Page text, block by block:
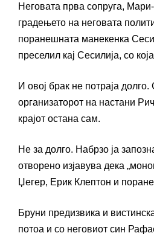
Неговата прва сопруга,
градењето на неговата
поранешната манекенка
преселил кај Сесилија, со
И овој брак не потраја
организаторот на настани
крајот остана сам.
Не за долго. Набрзо ја
отворено изјавува дека
Џегер, Ерик Клептон и
Бруни предизвика и
потоа и со неговиот син